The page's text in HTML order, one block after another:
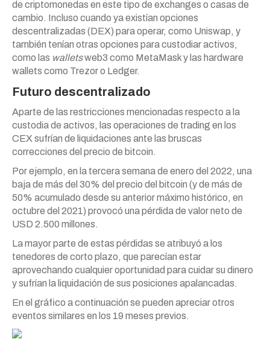
de criptomonedas en este tipo de exchanges o casas de
cambio. Incluso cuando ya existían opciones
descentralizadas (DEX) para operar, como Uniswap, y
también tenían otras opciones para custodiar activos,
como las walletsweb3 como MetaMask y las hardware
wallets como Trezor o Ledger.
Futuro descentralizado
Aparte de las restricciones mencionadas respecto a la
custodia de activos, las operaciones de trading en los
CEX sufrían de liquidaciones ante las bruscas
correcciones del precio de bitcoin.
Por ejemplo, en la tercera semana de enero del 2022, una
baja de más del 30% del precio del bitcoin (y de más de
50% acumulado desde su anterior máximo histórico, en
octubre del 2021) provocó una pérdida de valor neto de
USD 2.500 millones.
La mayor parte de estas pérdidas se atribuyó a los
tenedores de corto plazo, que parecían estar
aprovechando cualquier oportunidad para cuidar su dinero
y sufrían la liquidación de sus posiciones apalancadas.
En el gráfico a continuación se pueden apreciar otros
eventos similares en los 19 meses previos.